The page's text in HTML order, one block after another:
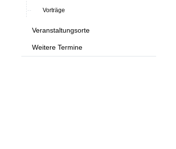
Vorträge
Veranstaltungsorte
Weitere Termine